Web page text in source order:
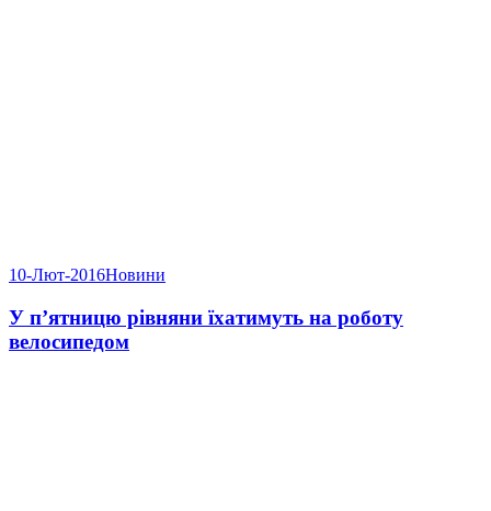
10-Лют-2016Новини
У п’ятницю рівняни їхатимуть на роботу
велосипедом